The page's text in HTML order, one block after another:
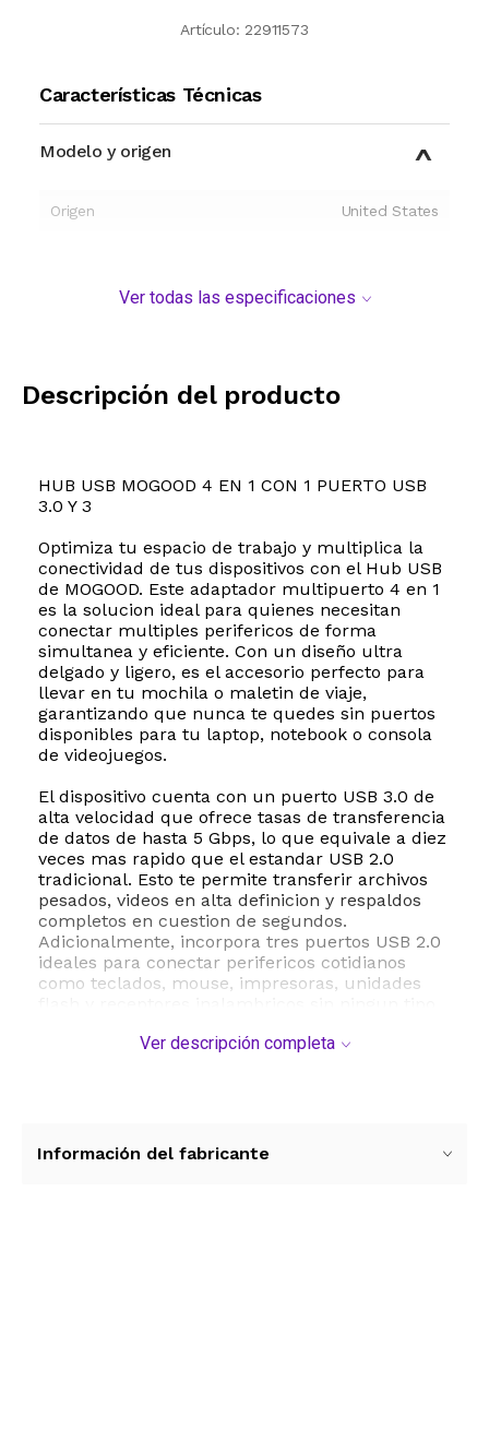
Artículo: 22911573
Características Técnicas
Modelo y origen
Origen United States
Ver todas las especificaciones
Descripción del producto
HUB USB MOGOOD 4 EN 1 CON 1 PUERTO USB
3.0 Y 3
Optimiza tu espacio de trabajo y multiplica la
conectividad de tus dispositivos con el Hub USB
de MOGOOD. Este adaptador multipuerto 4 en 1
es la solucion ideal para quienes necesitan
conectar multiples perifericos de forma
simultanea y eficiente. Con un diseño ultra
delgado y ligero, es el accesorio perfecto para
llevar en tu mochila o maletin de viaje,
garantizando que nunca te quedes sin puertos
disponibles para tu laptop, notebook o consola
de videojuegos.
El dispositivo cuenta con un puerto USB 3.0 de
alta velocidad que ofrece tasas de transferencia
de datos de hasta 5 Gbps, lo que equivale a diez
veces mas rapido que el estandar USB 2.0
tradicional. Esto te permite transferir archivos
pesados, videos en alta definicion y respaldos
completos en cuestion de segundos.
Adicionalmente, incorpora tres puertos USB 2.0
ideales para conectar perifericos cotidianos
como teclados, mouse, impresoras, unidades
conectarlo a un puerto libre y estara listo para
Ver descripción completa
Información del fabricante